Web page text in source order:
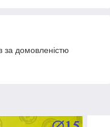
за домовленістю